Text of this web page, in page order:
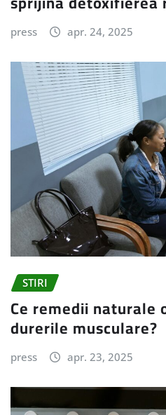
press apr. 24, 2025
STIRI
Ce remedii naturale
durerile musculare?
press apr. 23, 2025